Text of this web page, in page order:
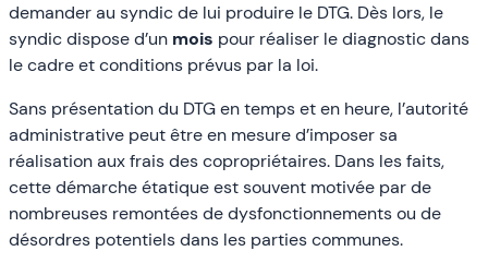
demander au syndic de lui produire le DTG. Dès lors, le
syndic dispose d’un mois pour réaliser le diagnostic dans
le cadre et conditions prévus par la loi.
Sans présentation du DTG en temps et en heure, l’autorité
administrative peut être en mesure d’imposer sa
réalisation aux frais des copropriétaires. Dans les faits,
cette démarche étatique est souvent motivée par de
nombreuses remontées de dysfonctionnements ou de
désordres potentiels dans les parties communes.